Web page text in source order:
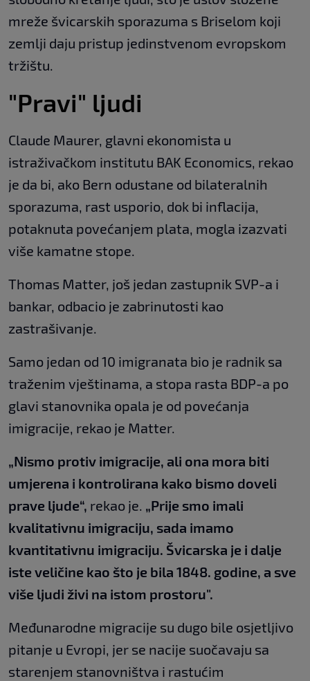
mreže švicarskih sporazuma s Briselom koji
zemlji daju pristup jedinstvenom evropskom
tržištu.
"Pravi" ljudi
Claude Maurer, glavni ekonomista u
istraživačkom institutu BAK Economics, rekao
je da bi, ako Bern odustane od bilateralnih
sporazuma, rast usporio, dok bi inflacija,
potaknuta povećanjem plata, mogla izazvati
više kamatne stope.
Thomas Matter, još jedan zastupnik SVP-a i
bankar, odbacio je zabrinutosti kao
zastrašivanje.
Samo jedan od 10 imigranata bio je radnik sa
traženim vještinama, a stopa rasta BDP-a po
glavi stanovnika opala je od povećanja
imigracije, rekao je Matter.
„Nismo protiv imigracije, ali ona mora biti
umjerena i kontrolirana kako bismo doveli
prave ljude“, rekao je. „Prije smo imali
kvalitativnu imigraciju, sada imamo
kvantitativnu imigraciju. Švicarska je i dalje
iste veličine kao što je bila 1848. godine, a sve
više ljudi živi na istom prostoru".
Međunarodne migracije su dugo bile osjetljivo
pitanje u Evropi, jer se nacije suočavaju sa
starenjem stanovništva i rastućim